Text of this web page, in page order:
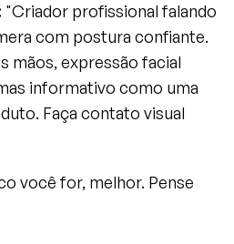
"Criador profissional falando
com postura confiante.
mãos, expressão facial
informativo como uma
Faça contato visual
você for, melhor. Pense